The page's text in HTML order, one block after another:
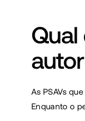
As PSAVs
Enquanto o